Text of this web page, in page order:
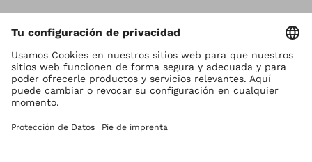
Los derechos de autor son propiedad de Ottobock
Configuración de cookies
Terms and Conditions
Aviso de Privacidad